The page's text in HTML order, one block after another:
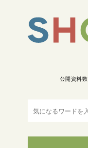
公開資料数